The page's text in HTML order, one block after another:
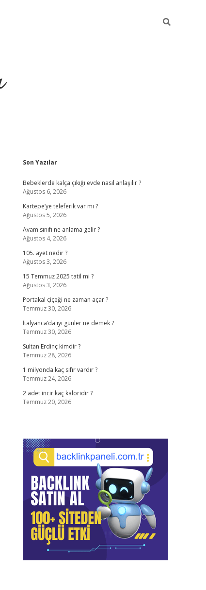
Sidebar
Son Yazılar
Bebeklerde kalça çıkığı evde nasıl anlaşılır ?
Ağustos 6, 2026
Kartepe’ye teleferik var mı ?
Ağustos 5, 2026
Avam sınıfı ne anlama gelir ?
Ağustos 4, 2026
105. ayet nedir ?
Ağustos 3, 2026
15 Temmuz 2025 tatil mi ?
Ağustos 3, 2026
Portakal çiçeği ne zaman açar ?
Temmuz 30, 2026
İtalyanca’da iyi günler ne demek ?
Temmuz 30, 2026
Sultan Erdinç kimdir ?
Temmuz 28, 2026
1 milyonda kaç sıfır vardır ?
Temmuz 24, 2026
2 adet incir kaç kaloridir ?
Temmuz 20, 2026